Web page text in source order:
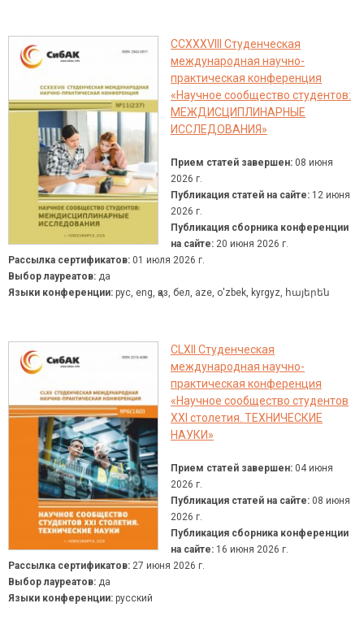
CCXXXVIII Студенческая
международная научно-
практическая конференция
«Научное сообщество студентов:
МЕЖДИСЦИПЛИНАРНЫЕ
ИССЛЕДОВАНИЯ»
Прием статей завершен: 08 июня
2026 г.
Публикация статей на сайте: 12 июня
2026 г.
Публикация сборника конференции
на сайте: 20 июня 2026 г.
Рассылка сертификатов: 01 июля 2026 г.
Выбор лауреатов: да
Языки конференции: рус, eng, қаз, бел, aze, о'zbek, kyrgyz, հայերեն
CLXII Студенческая
международная научно-
практическая конференция
«Научное сообщество студентов
XXI столетия. ТЕХНИЧЕСКИЕ
НАУКИ»
Прием статей завершен: 04 июня
2026 г.
Публикация статей на сайте: 08 июня
2026 г.
Публикация сборника конференции
на сайте: 16 июня 2026 г.
Рассылка сертификатов: 27 июня 2026 г.
Выбор лауреатов: да
Языки конференции: русский